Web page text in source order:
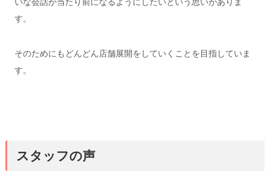
す。
そのためにもどんどん店舗展開をしていくことを目指していま
す。
スタッフの声